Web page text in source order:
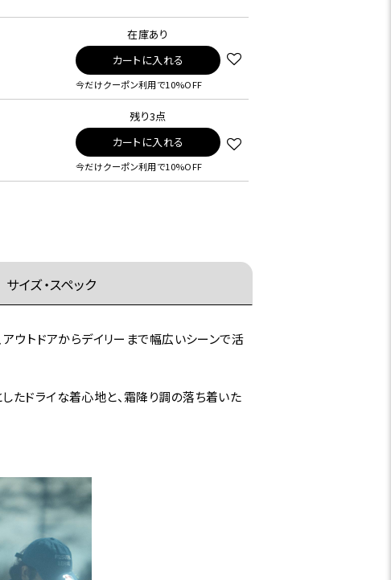
在庫あり
カートに入れる
今だけクーポン利用で10%OFF
残り3点
カートに入れる
今だけクーポン利用で10%OFF
サイズ・スペック
ウトドアからデイリーまで幅広いシーンで活
たドライな着心地と、霜降り調の落ち着いた